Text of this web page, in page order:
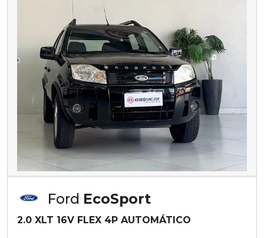
Ford EcoSport
2.0 XLT 16V FLEX 4P AUTOMÁTICO